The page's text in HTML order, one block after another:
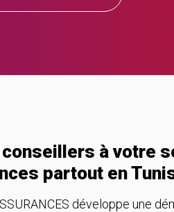
conseillers à votre
partout en
développe une